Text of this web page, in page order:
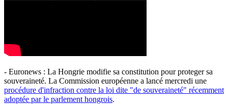
- Euronews : La Hongrie modifie sa constitution pour proteger sa
souveraineté. La Commission européenne a lancé mercredi une
procédure d'infraction contre la loi dite "de souveraineté" récemment
adoptée par le parlement hongrois.